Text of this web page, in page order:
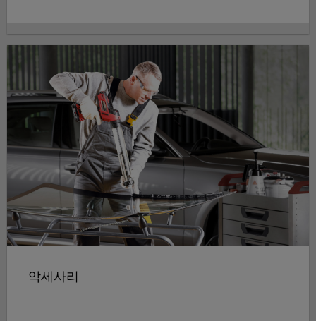
악세사리